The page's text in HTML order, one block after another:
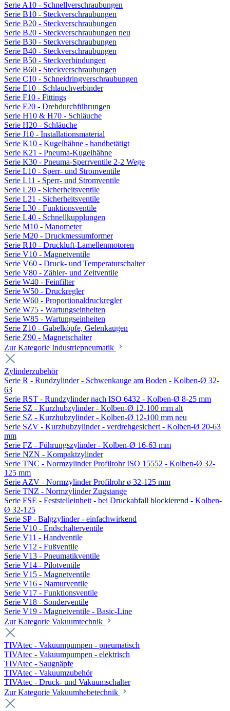
Serie A10 - Schnellverschraubungen
Serie B10 - Steckverschraubungen
Serie B20 - Steckverschraubungen
Serie B20 - Steckverschraubungen neu
Serie B30 - Steckverschraubungen
Serie B40 - Steckverschraubungen
Serie B50 - Steckverbindungen
Serie B60 - Steckverschraubungen
Serie C10 - Schneidringverschraubungen
Serie E10 - Schlauchverbinder
Serie F10 - Fittings
Serie F20 - Drehdurchführungen
Serie H10 & H70 - Schläuche
Serie H20 - Schläuche
Serie J10 - Installationsmaterial
Serie K10 - Kugelhähne - handbetätigt
Serie K21 - Pneuma-Kugelhähne
Serie K30 - Pneuma-Sperrventile 2-2 Wege
Serie L10 - Sperr- und Stromventile
Serie L11 - Sperr- und Stromventile
Serie L20 - Sicherheitsventile
Serie L21 - Sicherheitsventile
Serie L30 - Funktionsventile
Serie L40 - Schnellkupplungen
Serie M10 - Manometer
Serie M20 - Druckmessumformer
Serie R10 - Druckluft-Lamellenmotoren
Serie V10 - Magnetventile
Serie V60 - Druck- und Temperaturschalter
Serie V80 - Zähler- und Zeitventile
Serie W40 - Feinfilter
Serie W50 - Druckregler
Serie W60 - Proportionaldruckregler
Serie W75 - Wartungseinheiten
Serie W85 - Wartungseinheiten
Serie Z10 - Gabelköpfe, Gelenkaugen
Serie Z90 - Magnetschalter
Zur Kategorie Industriepneumatik
Zylinderzubehör
Serie R - Rundzylinder - Schwenkauge am Boden - Kolben-Ø 32-
63
Serie RST - Rundzylinder nach ISO 6432 - Kolben-Ø 8-25 mm
Serie SZ - Kurzhubzylinder - Kolben-Ø 12-100 mm alt
Serie SZ - Kurzhubzylinder - Kolben-Ø 12-100 mm neu
Serie SZV - Kurzhubzylinder - verdrehgesichert - Kolben-Ø 20-63
mm
Serie FZ - Führungszylinder - Kolben-Ø 16-63 mm
Serie NZN - Kompaktzylinder
Serie TNC - Normzylinder Profilrohr ISO 15552 - Kolben-Ø 32-
125 mm
Serie AZV - Normzylinder Profilrohr ø 32-125 mm
Serie TNZ - Normzylinder Zugstange
Serie FSE - Feststelleinheit - bei Druckabfall blockierend - Kolben-
Ø 32-125
Serie SP - Balgzylinder - einfachwirkend
Serie V10 - Endschalterventile
Serie V11 - Handventile
Serie V12 - Fußventile
Serie V13 - Pneumatikventile
Serie V14 - Pilotventile
Serie V15 - Magnetventile
Serie V16 - Namurventile
Serie V17 - Funktionsventile
Serie V18 - Sonderventile
Serie V19 - Magnetventile - Basic-Line
Zur Kategorie Vakuumtechnik
TIVAtec - Vakuumpumpen - pneumatisch
TIVAtec - Vakuumpumpen - elektrisch
TIVAtec - Saugnäpfe
TIVAtec - Vakuumzubehör
TIVAtec - Druck- und Vakuumschalter
Zur Kategorie Vakuumhebetechnik